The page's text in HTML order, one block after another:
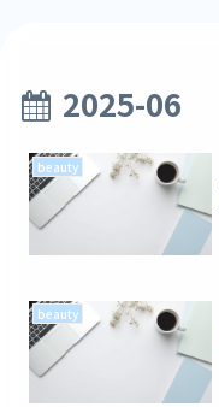
2025-06
beauty
beauty